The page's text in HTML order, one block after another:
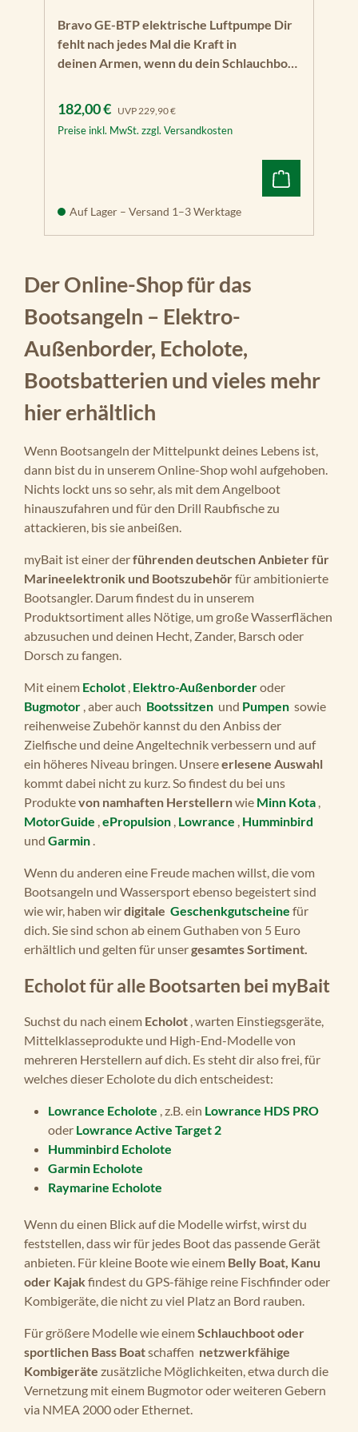
Bravo GE-BTP elektrische Luftpumpe Dir
fehlt nach jedes Mal die Kraft in
deinen Armen, wenn du dein Schlauchboot
Bootsangler & -anglerinnen kennen dieses
Problem auch. Dem einem oder
anderen ist deshalb auch ein
Monsterhecht entkommen. Aber mit der
elektrischen Luftpumpe von Bravo ist das
nun passé. Eine schöne Eigenschaft dieser
elektrischen Luftpumpe ist, dass du den
Luftdruck bis zu 1 bar stufenlos einstellen
Schlauchboot und den
Hochdruckluftboden punktgenau zum
eingestellten Druck auf. Das schont das
Material deines Schlauchboots. Denn bei
zu hohem Druck reißen die Nähte. Ein
weiteres Plus: Du kannst die Pumpe nicht
nur zum Aufpumpen, sondern auch zum
Entleeren nutzen. Ein integriertes
Druck in den Luftkammern erreicht
ist. So gehst du sicher, dass dein
Schlauchboot optimale Fahreigenschaften
mitbringt und der Elektro-Bootsmotor
weniger Energie verbraucht. Der
Luftpumpe liegt bei maximal 13 A.
Produktdetails im Überblick Bravo GE-
BTP elektrische Luftpumpe Maße 205 mm
× 105 mm × 130 mm Gewicht 2,5 kg
Spannung 12 V Max. Stromaufnahme 13 A
Max. Druck 1 bar / 14,5 psi Max. Kapazität
Lieferumfang: 1x Tragetasche 1x Schlauch,
Länge 1,7 m 1x Ventiladapter 1x 12V-
Bordstecker für Bordsteckdosen /
Zigarettenanzünder 1x Krokodilklemmen
(1 Paar) 2 x Spitzventilaufsatz-Adapter 7x
Bootsventil
Verkaufspreis:
182,00 € UVP 229,90 €
Preise inkl. MwSt. zzgl. Versandkosten
Auf Lager – Versand 1–3 Werktage
Der Online-Shop für das
Bootsangeln – Elektro-
Außenborder, Echolote,
Bootsbatterien und vieles mehr
hier erhältlich
Wenn Bootsangeln der Mittelpunkt deines Lebens ist,
dann bist du in unserem Online-Shop wohl aufgehoben.
Nichts lockt uns so sehr, als mit dem Angelboot
hinauszufahren und für den Drill Raubfische zu
attackieren, bis sie anbeißen.
myBait ist einer derführenden deutschen Anbieter für
Marineelektronik und Bootszubehörfür ambitionierte
Bootsangler. Darum findest du in unserem
Produktsortiment alles Nötige, um große Wasserflächen
abzusuchen und deinen Hecht, Zander, Barsch oder
Dorsch zu fangen.
Mit einem Echolot Elektro-Außenborderoder
Bugmotor , aber auch Bootssitzen und Pumpen sowie
reihenweise Zubehör kannst du den Anbiss der
Zielfische und deine Angeltechnik verbessern und auf
ein höheres Niveau bringen. Unsereerlesene Auswahl
kommt dabei nicht zu kurz. So findest du bei uns
Produktevon namhaften Herstellernwie Minn Kota
MotorGuide ePropulsion Lowrance Humminbird
und Garmin
Wenn du anderen eine Freude machen willst, die vom
Bootsangeln und Wassersport ebenso begeistert sind
wie wir, haben wirdigitale Geschenkgutscheine für
dich. Sie sind schon ab einem Guthaben von 5 Euro
erhältlich und gelten für unsergesamtes Sortiment.
Echolot für alle Bootsarten bei myBait
Suchst du nach einem Echolot , warten Einstiegsgeräte,
Mittelklasseprodukte und High-End-Modelle von
mehreren Herstellern auf dich. Es steht dir also frei, für
welches dieser Echolote du dich entscheidest:
Lowrance Echolote , z.B. ein Lowrance HDS PRO
oder Lowrance Active Target 2
Humminbird Echolote
Garmin Echolote
Raymarine Echolote
Wenn du einen Blick auf die Modelle wirfst, wirst du
feststellen, dass wir für jedes Boot das passende Gerät
anbieten. Für kleine Boote wie einem Belly Boat, Kanu
oder Kajakfindest du GPS-fähige reine Fischfinder oder
Kombigeräte, die nicht zu viel Platz an Bord rauben.
Für größere Modelle wie einemSchlauchboot oder
sportlichen Bass Boatschaffen netzwerkfähige
Kombigeräte zusätzliche Möglichkeiten, etwa durch die
Vernetzung mit einem Bugmotor oder weiteren Gebern
via NMEA 2000 oder Ethernet.